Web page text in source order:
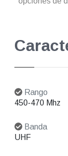
Rango
450-470 Mhz
Banda
UHF